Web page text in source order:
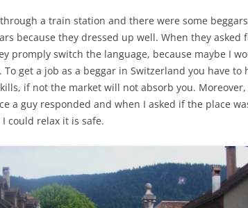
a train station and there were some
because they dressed up well. When they
promply switch the language, because maybe I
To get a job as a beggar in Switzerland you have
if not the market will not absorb you. Moreover,
a guy responded and when I asked if the place
could relax it is safe.